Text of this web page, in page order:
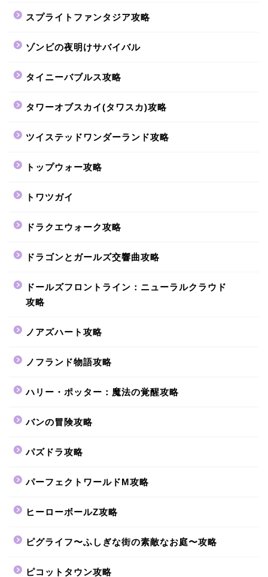
スプライトファンタジア攻略
ゾンビの夜明けサバイバル
タイニーバブルス攻略
タワーオブスカイ(タワスカ)攻略
ツイステッドワンダーランド攻略
トップウォー攻略
トワツガイ
ドラクエウォーク攻略
ドラゴンとガールズ交響曲攻略
ドールズフロントライン：ニューラルクラウド
攻略
ノアズハート攻略
ノフランド物語攻略
ハリー・ポッター：魔法の覚醒攻略
バンの冒険攻略
パズドラ攻略
パーフェクトワールドM攻略
ヒーローボールZ攻略
ピグライフ〜ふしぎな街の素敵なお庭〜攻略
ピコットタウン攻略